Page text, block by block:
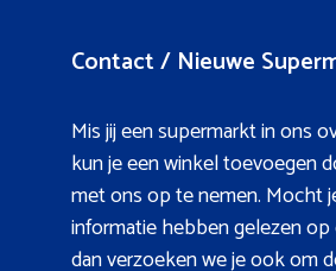
Contact / Nieuwe
Mis jij een supermarkt in ons
kun je een winkel toevoegen
met ons op te nemen. Mocht
informatie hebben gelezen
dan verzoeken we je ook om